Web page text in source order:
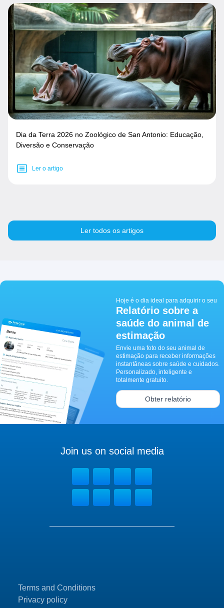
Dia da Terra 2026 no Zoológico de San Antonio: Educação,
Diversão e Conservação
Ler o artigo
Ler todos os artigos
Hoje é o dia ideal para adquirir o seu
Relatório sobre a
saúde do animal de
estimação
Envie uma foto do seu animal de
estimação para receber informações
instantâneas sobre saúde e cuidados.
Personalizado, inteligente e
totalmente gratuito.
Obter relatório
Terms and Conditions
Privacy policy
Join us on social media